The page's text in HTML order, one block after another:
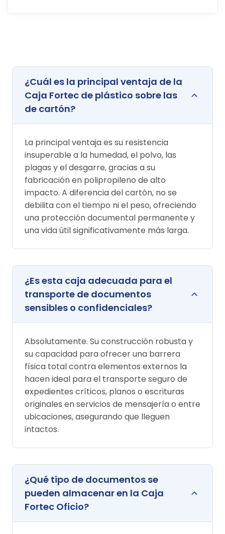
¿Cuál es la principal ventaja de la
Caja Fortec de plástico sobre las
de cartón?
La principal ventaja es su resistencia
insuperable a la humedad, el polvo, las
plagas y el desgarre, gracias a su
fabricación en polipropileno de alto
impacto. A diferencia del cartón, no se
debilita con el tiempo ni el peso, ofreciendo
una protección documental permanente y
una vida útil significativamente más larga.
¿Es esta caja adecuada para el
transporte de documentos
sensibles o confidenciales?
Absolutamente. Su construcción robusta y
su capacidad para ofrecer una barrera
física total contra elementos externos la
hacen ideal para el transporte seguro de
expedientes críticos, planos o escrituras
originales en servicios de mensajería o entre
ubicaciones, asegurando que lleguen
intactos.
¿Qué tipo de documentos se
pueden almacenar en la Caja
Fortec Oficio?